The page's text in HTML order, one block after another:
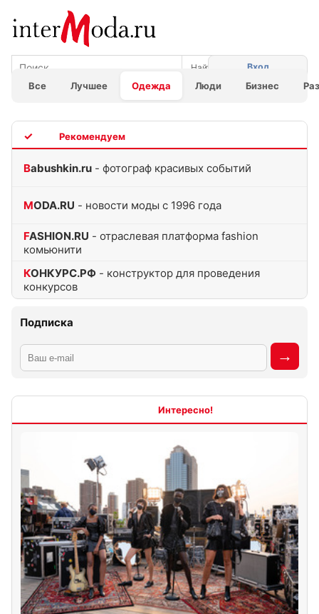
Все Лучшее Одежда Люди Бизнес
Вход
Babushkin.ru - фотограф красивых событий
MODA.RU - новости моды с 1996 года
FASHION.RU - отраслевая платформа fashion
комьюнити
КОНКУРС.РФ - конструктор для проведения
конкурсов
Подписка